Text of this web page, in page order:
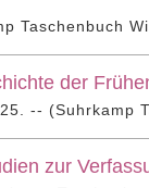
Taschenbuch
der
-- (Suhrkamp
zur